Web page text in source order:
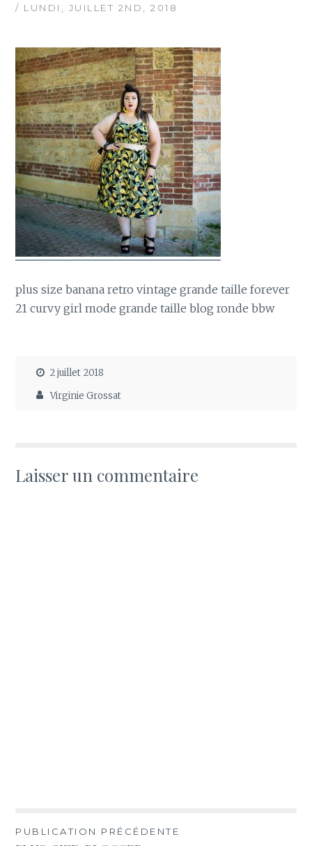
/ LUNDI, JUILLET 2ND, 2018
plus size banana retro vintage grande taille forever
21 curvy girl mode grande taille blog ronde bbw
2 juillet 2018
Virginie Grossat
Laisser un commentaire
Navigation
PUBLICATION PRÉCÉDENTE